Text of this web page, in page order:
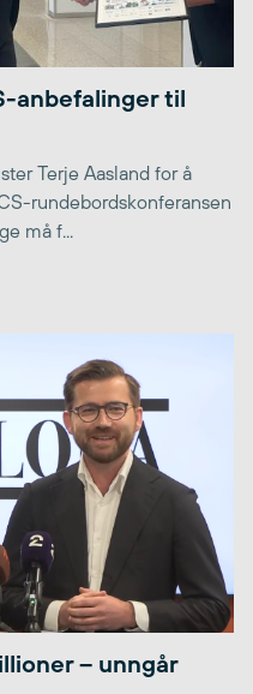
anbefalinger til
Terje Aasland for å
rundebordskonferansen
må f...
– unngår